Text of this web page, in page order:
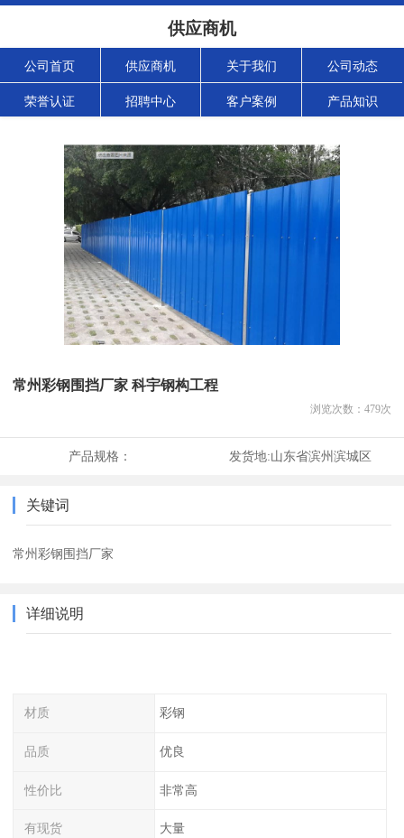
供应商机
公司首页 供应商机 关于我们 公司动态
荣誉认证 招聘中心 客户案例 产品知识
常州彩钢围挡厂家 科宇钢构工程
浏览次数： 479次
产品规格： 发货地:山东省滨州滨城区
关键词
常州彩钢围挡厂家
详细说明
材质 彩钢
品质 优良
性价比 非常高
有现货 大量